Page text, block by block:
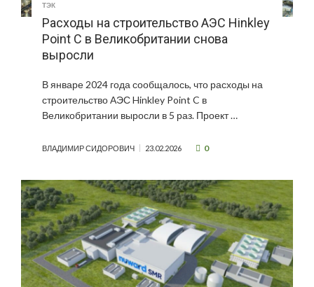
ТЭК
Расходы на строительство АЭС Hinkley
Point C в Великобритании снова
выросли
В январе 2024 года сообщалось, что расходы на
строительство АЭС Hinkley Point C в
Великобритании выросли в 5 раз. Проект …
ВЛАДИМИР СИДОРОВИЧ 23.02.2026 0